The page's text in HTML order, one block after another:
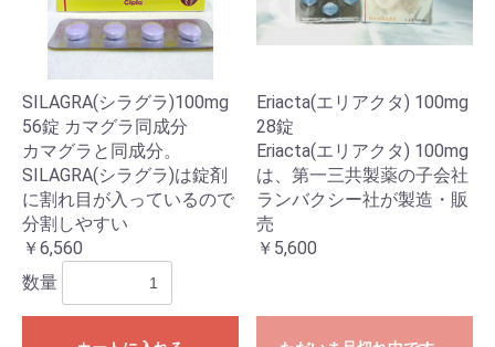
SILAGRA(シラグラ)100mg
56錠 カマグラ同成分
カマグラと同成分。
SILAGRA(シラグラ)は錠剤
に割れ目が入っているので
分割しやすい
￥6,560
数量
Eriacta(エリアクタ) 100mg
28錠
Eriacta(エリアクタ) 100mg
は、第一三共製薬の子会社
ランバクシー社が製造・販
売
￥5,600